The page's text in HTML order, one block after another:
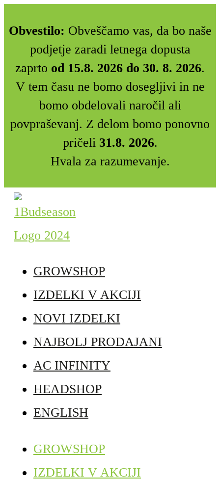
Obvestilo: Obveščamo vas, da bo naše
podjetje zaradi letnega dopusta
zaprto od 15.8. 2026 do 30. 8. 2026.
V tem času ne bomo dosegljivi in ne
bomo obdelovali naročil ali
povpraševanj. Z delom bomo ponovno
pričeli 31.8. 2026.
Hvala za razumevanje.
GROWSHOP
IZDELKI V AKCIJI
NOVI IZDELKI
NAJBOLJ PRODAJANI
AC INFINITY
HEADSHOP
ENGLISH
GROWSHOP
IZDELKI V AKCIJI